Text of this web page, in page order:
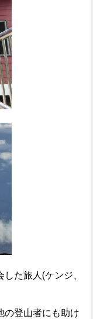
た旅人(ケンジ、
の登山者にも助け